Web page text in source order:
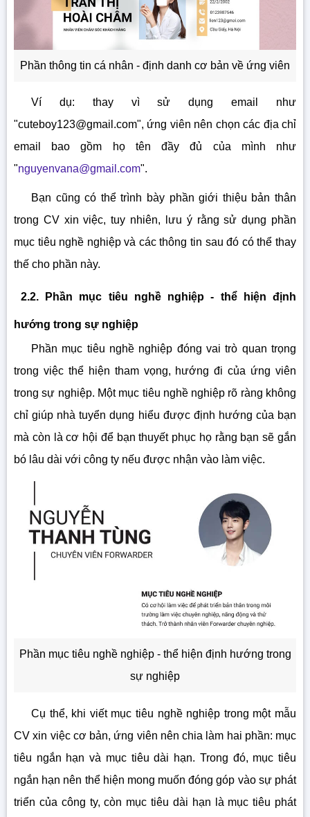
Phần thông tin cá nhân - định danh cơ bản về ứng viên
Ví dụ: thay vì sử dụng email như
"cuteboy123@gmail.com", ứng viên nên chọn các địa chỉ
email bao gồm họ tên đầy đủ của mình như
"nguyenvana@gmail.com".
Bạn cũng có thể trình bày phần giới thiệu bản thân
trong CV xin việc, tuy nhiên, lưu ý rằng sử dụng phần
mục tiêu nghề nghiệp và các thông tin sau đó có thể thay
thế cho phần này.
2.2. Phần mục tiêu nghề nghiệp - thể hiện định
hướng trong sự nghiệp
Phần mục tiêu nghề nghiệp đóng vai trò quan trọng
trong việc thể hiện tham vọng, hướng đi của ứng viên
trong sự nghiệp. Một mục tiêu nghề nghiệp rõ ràng không
chỉ giúp nhà tuyển dụng hiểu được định hướng của bạn
mà còn là cơ hội để bạn thuyết phục họ rằng bạn sẽ gắn
bó lâu dài với công ty nếu được nhận vào làm việc.
Phần mục tiêu nghề nghiệp - thể hiện định hướng trong
sự nghiệp
Cụ thể, khi viết mục tiêu nghề nghiệp trong một mẫu
CV xin việc cơ bản, ứng viên nên chia làm hai phần: mục
tiêu ngắn hạn và mục tiêu dài hạn. Trong đó, mục tiêu
ngắn hạn nên thể hiện mong muốn đóng góp vào sự phát
triển của công ty, còn mục tiêu dài hạn là mục tiêu phát